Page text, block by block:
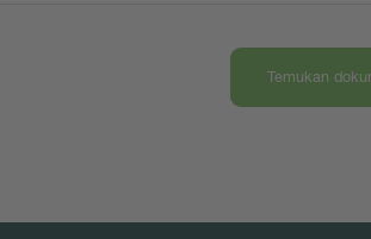
Temukan